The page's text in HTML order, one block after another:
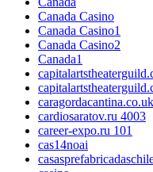
Canada Casino
Canada Casino1
Canada Casino2
Canada1
caragordacantina.co.uk
cardiosaratov.ru 4003
career-expo.ru 101
cas14noai